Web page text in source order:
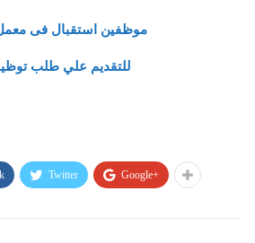
موظفين استقبال فى معمل
للتقديم علي طلب
Twitter Google+